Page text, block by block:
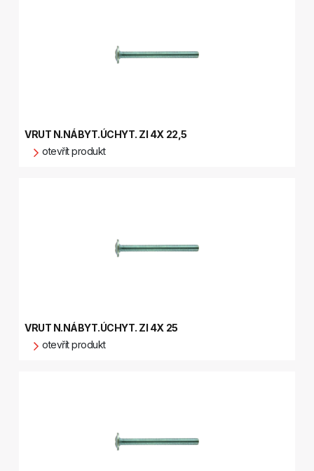
VRUT N.NÁBYT.ÚCHYT. ZI 4X 22,5
otevřít produkt
VRUT N.NÁBYT.ÚCHYT. ZI 4X 25
otevřít produkt